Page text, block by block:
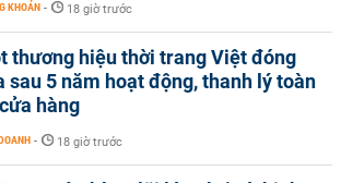
KHOÁN - 18 giờ trước
thương hiệu thời trang Việt đóng
sau 5 năm hoạt động, thanh lý toàn
hàng
- 18 giờ trước